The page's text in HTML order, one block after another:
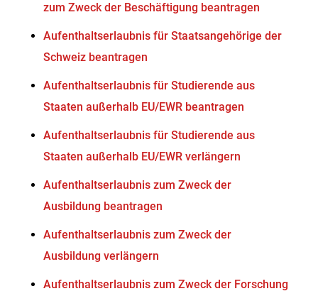
zum Zweck der Beschäftigung beantragen
Aufenthaltserlaubnis für Staatsangehörige der
Schweiz beantragen
Aufenthaltserlaubnis für Studierende aus
Staaten außerhalb EU/EWR beantragen
Aufenthaltserlaubnis für Studierende aus
Staaten außerhalb EU/EWR verlängern
Aufenthaltserlaubnis zum Zweck der
Ausbildung beantragen
Aufenthaltserlaubnis zum Zweck der
Ausbildung verlängern
Aufenthaltserlaubnis zum Zweck der Forschung